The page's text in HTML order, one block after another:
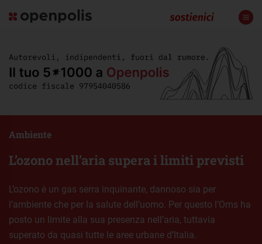
L’ozono nell’aria supera i limiti previsti
Ambiente
L’ozono è un gas serra inquinante, dannoso sia per
l’ambiente che per la salute dell’uomo. Per questo l’Oms ha
posto un limite alla sua presenza nell’aria, tuttavia
superato da quasi tutte le aree urbane d’Italia.